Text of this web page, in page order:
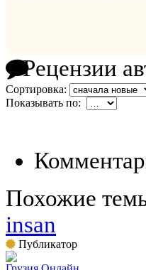
Рецензии
Сортировка:
Показывать по:
Похожие
insan
Публикатор